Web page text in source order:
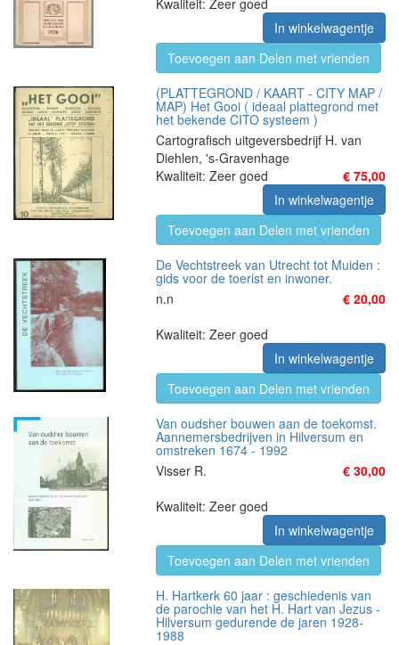
Kwaliteit: Zeer goed
In winkelwagentje
Toevoegen aan Delen met vrienden
(PLATTEGROND / KAART - CITY MAP /
MAP) Het Gooi ( ideaal plattegrond met
het bekende CITO systeem )
Cartografisch uitgeversbedrijf H. van
Diehlen, 's-Gravenhage
€ 75,00
Kwaliteit: Zeer goed
In winkelwagentje
Toevoegen aan Delen met vrienden
De Vechtstreek van Utrecht tot Muiden :
gids voor de toerist en inwoner.
n.n
€ 20,00
Kwaliteit: Zeer goed
In winkelwagentje
Toevoegen aan Delen met vrienden
Van oudsher bouwen aan de toekomst.
Aannemersbedrijven in Hilversum en
omstreken 1674 - 1992
Visser R.
€ 30,00
Kwaliteit: Zeer goed
In winkelwagentje
Toevoegen aan Delen met vrienden
H. Hartkerk 60 jaar : geschiedenis van
de parochie van het H. Hart van Jezus -
Hilversum gedurende de jaren 1928-
1988